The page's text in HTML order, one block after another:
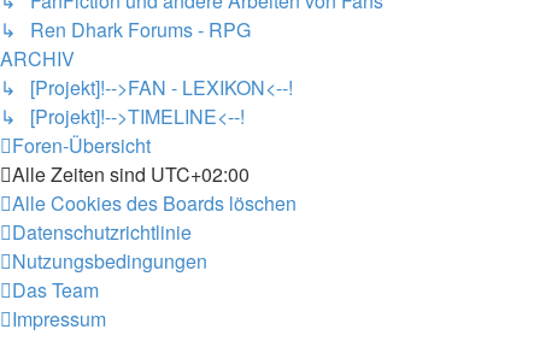
↳ Ren Dhark Forums - RPG
ARCHIV
↳ [Projekt]!-->FAN - LEXIKON<--!
↳ [Projekt]!-->TIMELINE<--!
Foren-Übersicht
Alle Zeiten sind UTC+02:00
Alle Cookies des Boards löschen
Datenschutzrichtlinie
Nutzungsbedingungen
Das Team
Impressum